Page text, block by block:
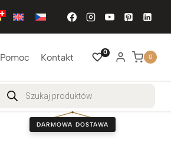
Pomoc Kontakt 0
0
Wyszukiwarka
produktów
DARMOWA DOSTAWA